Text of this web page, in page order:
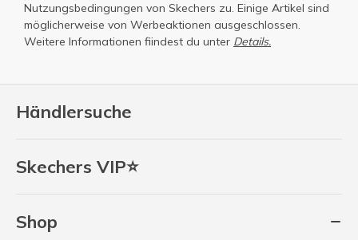
Händlersuche
Skechers VIP⭐
Shop
Nutzungsbedingungen von Skechers zu. Einige Artikel sind
möglicherweise von Werbeaktionen ausgeschlossen.
Weitere Informationen fiindest du unter Details.